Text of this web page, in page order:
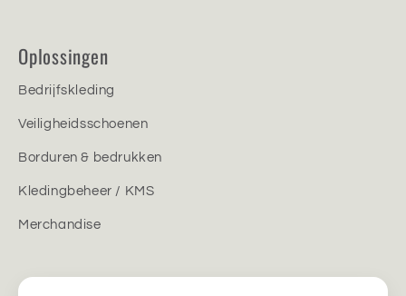
Oplossingen
Bedrijfskleding
Veiligheidsschoenen
Borduren & bedrukken
Kledingbeheer / KMS
Merchandise